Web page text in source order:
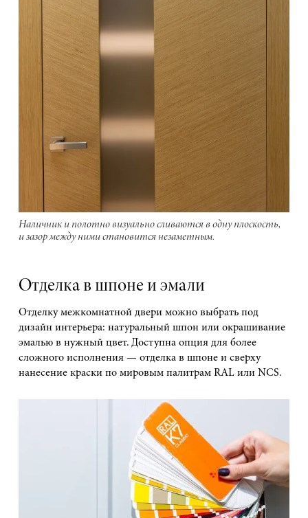
Наличник и полотно визуально сливаются в одну плоскость,
и зазор между ними становится незаметным.
Отделка в шпоне и эмали
Отделку межкомнатной двери можно выбрать под
дизайн интерьера: натуральный шпон или окрашивание
эмалью в нужный цвет. Доступна опция для более
сложного исполнения — отделка в шпоне и сверху
нанесение краски по мировым палитрам RAL или NCS.